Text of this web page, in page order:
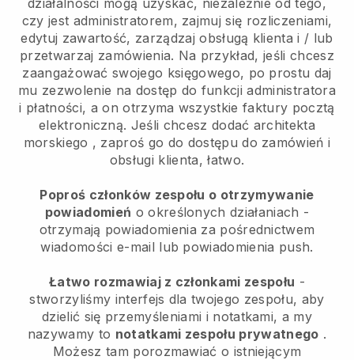
czy jest administratorem, zajmuj się rozliczeniami,
edytuj zawartość, zarządzaj obsługą klienta i / lub
przetwarzaj zamówienia. Na przykład, jeśli chcesz
zaangażować swojego księgowego, po prostu daj
mu zezwolenie na dostęp do funkcji administratora
i płatności, a on otrzyma wszystkie faktury pocztą
elektroniczną. Jeśli chcesz dodać architekta
morskiego , zaproś go do dostępu do zamówień i
obsługi klienta, łatwo.
Poproś członków zespołu o otrzymywanie
powiadomień o określonych działaniach -
otrzymają powiadomienia za pośrednictwem
wiadomości e-mail lub powiadomienia push.
Łatwo rozmawiaj z członkami zespołu -
stworzyliśmy interfejs dla twojego zespołu, aby
dzielić się przemyśleniami i notatkami, a my
nazywamy to notatkami zespołu prywatnego .
Możesz tam porozmawiać o istniejącym